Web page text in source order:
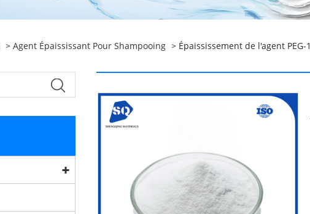
> Agent Épaississant Pour Shampooing > Épaississement de l'agent